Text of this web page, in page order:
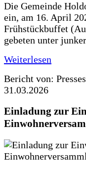
Die Gemeinde
ein, am 16. April
Frühstückbuffet
gebeten unter
Weiterlesen
Bericht von:
31.03.2026
Einladung zur